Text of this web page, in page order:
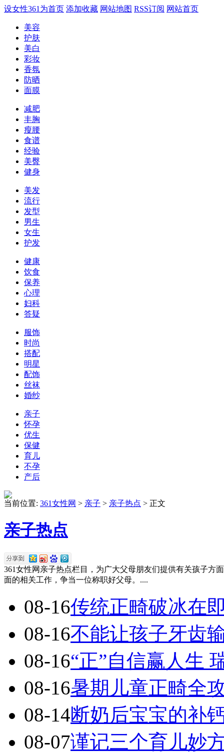
设女性361为首页 添加收藏 网站地图 RSS订阅 网站首页
美容
护肤
美白
彩妆
香氛
防晒
面膜
减肥
丰胸
瘦腰
食谱
经验
美臀
健身
美发
流行
发型
男生
女生
护发
健康
饮食
保养
心理
妇科
答疑
服饰
时尚
搭配
明星
配饰
丝袜
婚纱
亲子
怀孕
优生
保健
育儿
不孕
产后
当前位置: 361女性网 > 亲子 > 亲子热点 > 正文
亲子热点
361女性网亲子热点栏目，为广大父母朋友们提供有关孩子方
面的相关工作，争当一位称职好父母。....
08-16传统正畸破冰在
08-16不能让孩子牙齿
08-16“正”自信赢人生
08-16暑期儿童正畸全
08-14断奶后宝宝的补
08-07谨记三个育儿妙